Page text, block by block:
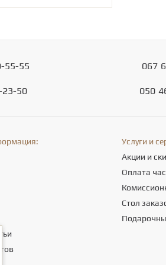
55-55
23-50
067
050
Услуги и
Акции и
Оплата
Стол